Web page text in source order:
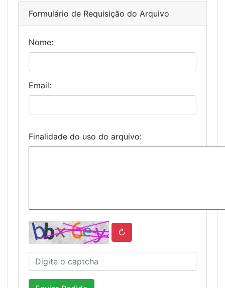
Formulário de Requisição do Arquivo
Nome:
Email:
Finalidade do uso do arquivo:
↻